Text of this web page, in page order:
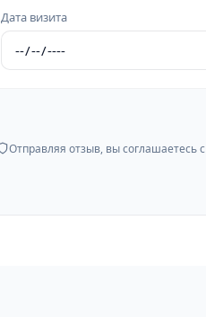
Дата визита
Отправляя отзыв, вы соглашаетесь с